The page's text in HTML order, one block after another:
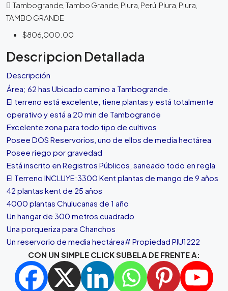
Tambogrande, Tambo Grande, Piura, Perú, Piura, Piura,
TAMBO GRANDE
$806,000.00
Descripcion Detallada
Descripción
Área; 62 has Ubicado camino a Tambogrande.
El terreno está excelente, tiene plantas y está totalmente
operativo y está a 20 min de Tambogrande
Excelente zona para todo tipo de cultivos
Posee DOS Reservorios, uno de ellos de media hectárea
Posee riego por gravedad
Está inscrito en Registros Públicos, saneado todo en regla
El Terreno INCLUYE:3300 Kent plantas de mango de 9 años
42 plantas kent de 25 años
4000 plantas Chulucanas de 1 año
Un hangar de 300 metros cuadrado
Una porqueriza para Chanchos
Un reservorio de media hectárea# Propiedad PIU1222
CON UN SIMPLE CLICK SUBELA DE FRENTE A: